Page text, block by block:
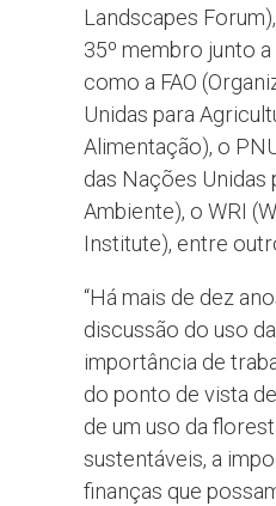
Landscapes
35º membro junto
como a FAO
Unidas para
Alimentação), o
das Nações Unidas
Ambiente), o WRI
Institute), entre
“Há mais de dez
discussão do uso
importância de
do ponto de vista
de um uso da
sustentáveis, a
finanças que